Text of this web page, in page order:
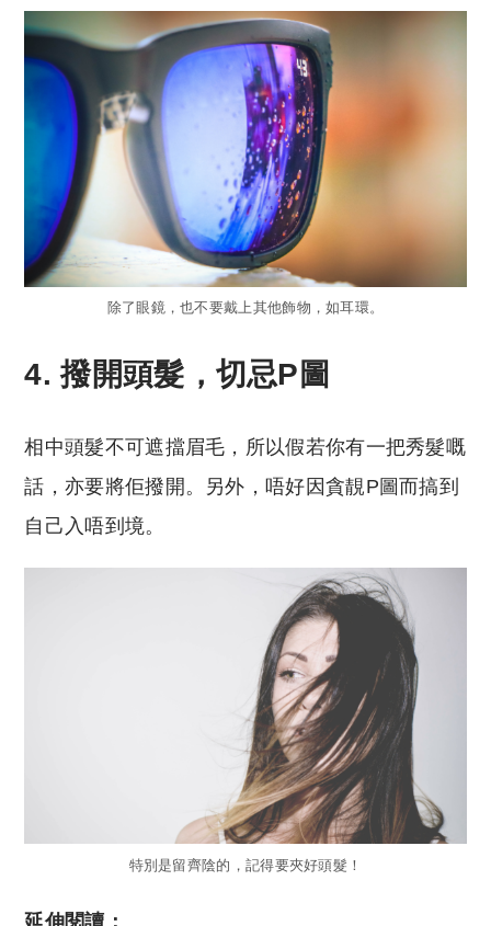
除了眼鏡，也不要戴上其他飾物，如耳環。
4. 撥開頭髮，切忌P圖
相中頭髮不可遮擋眉毛，所以假若你有一把秀髮嘅
話，亦要將佢撥開。另外，唔好因貪靚P圖而搞到
自己入唔到境。
特別是留齊陰的，記得要夾好頭髮！
延伸閱讀：